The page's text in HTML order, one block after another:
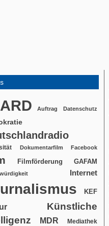
ARD Auftrag Datenschutz
Dokumentarfilm Facebook
Filmförderung GAFAM
Internet
KEF
Künstliche
MDR Mediathek